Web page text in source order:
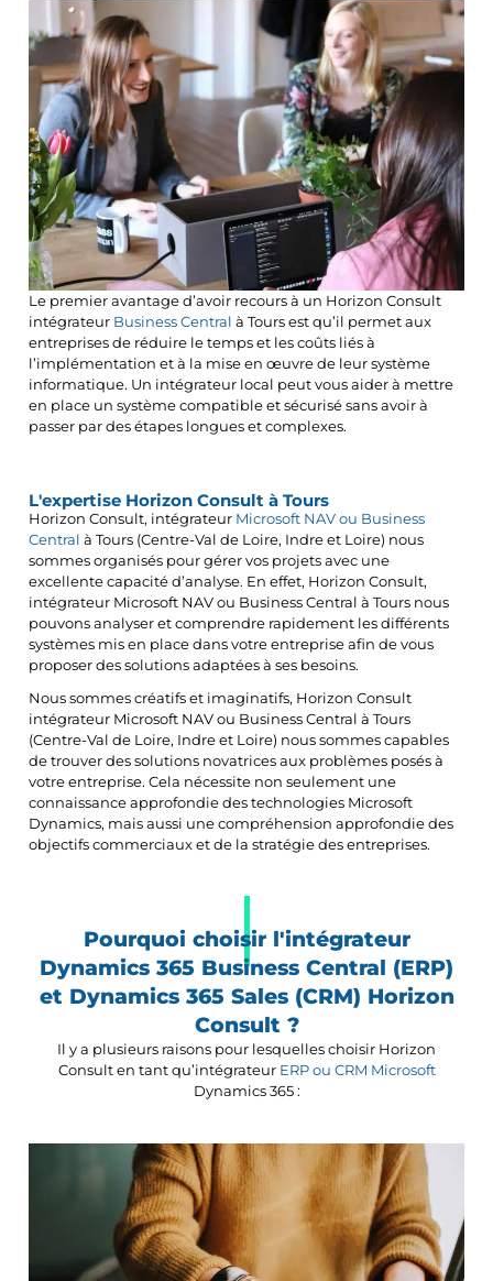
Le premier avantage d’avoir recours à un Horizon Consult
intégrateur Business Central à Tours est qu’il permet aux
entreprises de réduire le temps et les coûts liés à
l’implémentation et à la mise en œuvre de leur système
informatique. Un intégrateur local peut vous aider à mettre
en place un système compatible et sécurisé sans avoir à
passer par des étapes longues et complexes.
L'expertise Horizon Consult à Tours
Horizon Consult, intégrateur Microsoft NAV ou Business
Central à Tours (Centre-Val de Loire, Indre et Loire) nous
sommes organisés pour gérer vos projets avec une
excellente capacité d’analyse. En effet, Horizon Consult,
intégrateur Microsoft NAV ou Business Central à Tours nous
pouvons analyser et comprendre rapidement les différents
systèmes mis en place dans votre entreprise afin de vous
proposer des solutions adaptées à ses besoins.
Nous sommes créatifs et imaginatifs, Horizon Consult
intégrateur Microsoft NAV ou Business Central à Tours
(Centre-Val de Loire, Indre et Loire) nous sommes capables
de trouver des solutions novatrices aux problèmes posés à
votre entreprise. Cela nécessite non seulement une
connaissance approfondie des technologies Microsoft
Dynamics, mais aussi une compréhension approfondie des
objectifs commerciaux et de la stratégie des entreprises.
Pourquoi choisir l'intégrateur
Dynamics 365 Business Central (ERP)
et Dynamics 365 Sales (CRM) Horizon
Consult ?
Il y a plusieurs raisons pour lesquelles choisir Horizon
Consult en tant qu’intégrateur ERP ou CRM Microsoft
Dynamics 365 :